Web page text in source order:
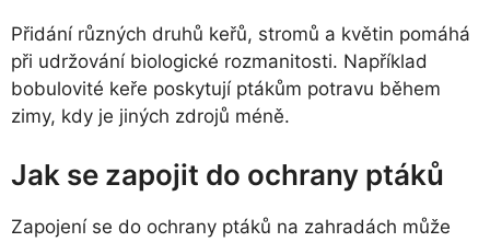
Přidání různých druhů keřů, stromů a květin pomáhá
při udržování biologické rozmanitosti. Například
bobulovité keře poskytují ptákům potravu během
zimy, kdy je jiných zdrojů méně.
Jak se zapojit do ochrany ptáků
Zapojení se do ochrany ptáků na zahradách může